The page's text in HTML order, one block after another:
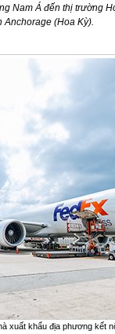
Nam Á đến thị trường
Anchorage (Hoa Kỳ).
xuất khẩu địa phương kết